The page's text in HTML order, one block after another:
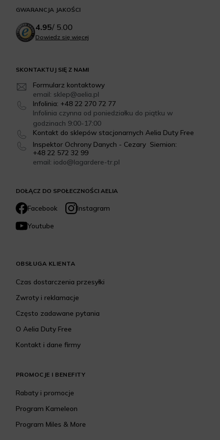
DOŁĄCZ DO SPOŁECZNOŚCI AELIA
Facebook
Instagram
Youtube
SKONTAKTUJ SIĘ Z NAMI
Formularz kontaktowy
email: sklep@aelia.pl
Infolinia: +48 22 270 72 77
Infolinia czynna od poniedziałku do piątku w
godzinach 9:00-17:00
Kontakt do sklepów stacjonarnych Aelia Duty Free
Inspektor Ochrony Danych - Cezary Siemion:
+48 22 572 32 99
email: iodo@lagardere-tr.pl
OBSŁUGA KLIENTA
Czas dostarczenia przesyłki
Zwroty i reklamacje
Często zadawane pytania
O Aelia Duty Free
Kontakt i dane firmy
PROMOCJE I BENEFITY
Rabaty i promocje
Program Kameleon
Program Miles & More
GWARANCJA JAKOŚCI
4.95/ 5.00
Dowiedz się więcej